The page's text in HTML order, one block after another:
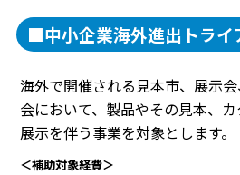
■中小企業海外進出トライ
海外で開催される見本市、展示
会において、製品やその見本、
展示を伴う事業を対象とします。
＜補助対象経費＞